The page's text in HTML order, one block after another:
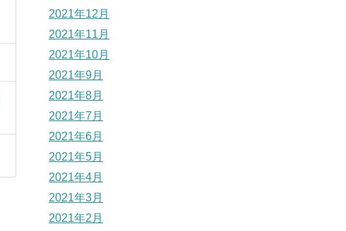
2021年12月
2021年11月
2021年10月
2021年9月
2021年8月
2021年7月
2021年6月
2021年5月
2021年4月
2021年3月
2021年2月